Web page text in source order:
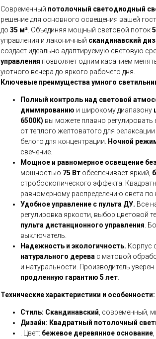
Современный потолочный светодиодный
решение для основного освещения вашей
до 35 м². Объединяя мощный световой поток
управления и лаконичный скандинавский
создает идеально адаптируемую световую
управления позволяет одним касанием
уютного вечера до яркого рабочего дня.
Ключевые преимущества умного
Полный контроль над световой
диммированию и широкому диапазону
6500К) вы можете плавно регулировать
от теплого желтоватого для
белого для концентрации. Ночной
свечение.
Мощное и равномерное освещение
мощностью 75 Вт обеспечивает яркий,
стробоскопического эффекта.
равномерному распределению света
Удобное управление с пульта ДУ. Все
регулировка яркости, выбор цветовой
пульта дистанционного управления.
выключатель.
Надежность и экологичность. Корпус
натурального дерева с матовой
и натуральности. Производитель
продленную гарантию 5 лет.
Технические характеристики и особенности:
Стиль: Скандинавский, современный,
Дизайн: Квадратный потолочный
. Цвет: бежевое деревянное основание